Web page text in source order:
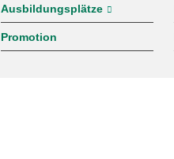
Ausbildungsplätze
Promotion